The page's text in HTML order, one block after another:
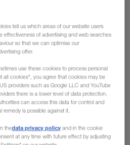
и качеството (Safety and
система за управление на
и тяхната интеграция в нашите
tell us which areas of our website users
effectiveness of advertising and web searches
so that we can optimise our
offer.
use these cookies to process personal
all cookies", you agree that cookies may be
providers such as Google LLC and YouTube
there is a lower level of data protection.
can access this data for control and
remedy is possible against it.
thedata privacy policy and in the cookie
at any time with future effect by adjusting